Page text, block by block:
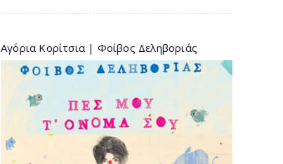
Αγόρια Κορίτσια | Φοίβος Δεληβοριάς